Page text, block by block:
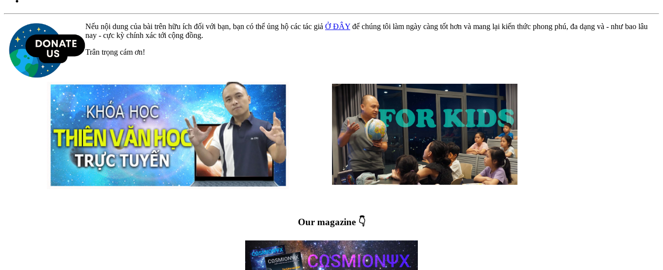
Nếu nội dung của bài trên hữu ích đối với bạn, bạn có thể ủng hộ các tác giả Ở ĐÂY để chúng tôi làm ngày càng tốt hơn và mang lại kiến thức phong phú, đa dạng và - như bao lâu
nay - cực kỳ chính xác tới cộng đồng.
Trân trọng cám ơn!
Our magazine 👇